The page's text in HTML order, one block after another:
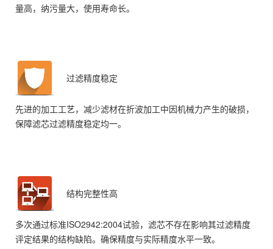
量高，纳污量大，使用寿命长。
过滤精度稳定
先进的加工工艺，减少滤材在折波加工中因机械力产生的破损，
保障滤芯过滤精度稳定均一。
结构完整性高
多次通过标准ISO2942:2004试验，滤芯不存在影响其过滤精度
评定结果的结构缺陷。确保精度与实际精度水平一致。